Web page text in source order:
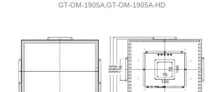
GT-ОМ-1905А, GT-ОМ-1905А-HD